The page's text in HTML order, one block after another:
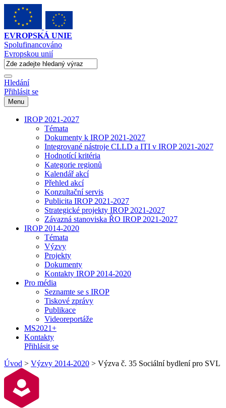
EVROPSKÁ UNIE
Spolufinancováno
Evropskou unií
Hledání
Přihlásit se
Menu
IROP 2021-2027
Témata
Dokumenty k IROP 2021-2027
Integrované nástroje CLLD a ITI v IROP 2021-2027
Hodnotící kritéria
Kategorie regionů
Kalendář akcí
Přehled akcí
Konzultační servis
Publicita IROP 2021-2027
Strategické projekty IROP 2021-2027
Závazná stanoviska ŘO IROP 2021-2027
IROP 2014-2020
Témata
Výzvy
Projekty
Dokumenty
Kontakty IROP 2014-2020
Pro média
Seznamte se s IROP
Tiskové zprávy
Publikace
Videoreportáže
MS2021+
Kontakty
Přihlásit se
Úvod > Výzvy 2014-2020 > Výzva č. 35 Sociální bydlení pro SVL